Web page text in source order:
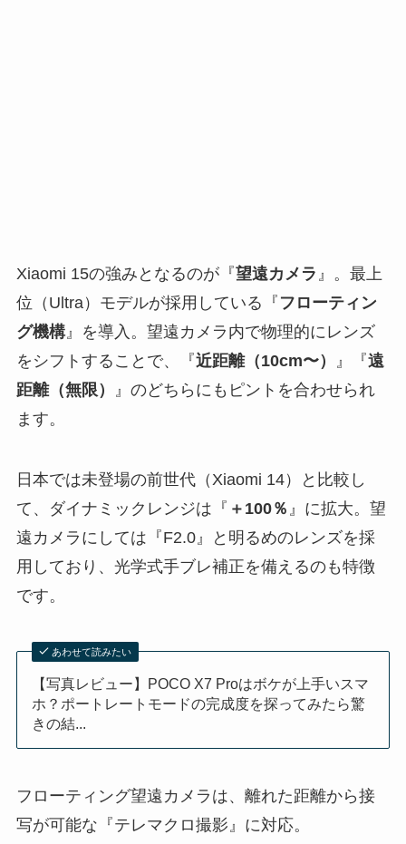
Xiaomi 15の強みとなるのが『望遠カメラ 』。最上
位（Ultra）モデルが採用している『 フローティン
グ機構』を導入。望遠カメラ内で物理的にレンズ
をシフトすることで、『近距離（10cm〜） 』『遠
距離（無限）
』のどちらにもピントを合わせられ
ます。
日本では未登場の前世代（Xiaomi 14）と比較し
て、ダイナミックレンジは『 ＋100％ 』に拡大。望
遠カメラにしては『F2.0』と明るめのレンズを採
用しており、光学式手ブレ補正を備えるのも特徴
です。
あわせて読みたい
【写真レビュー】POCO X7 Proはボケが上手いスマ
ホ？ポートレートモードの完成度を探ってみたら驚
きの結...
フローティング望遠カメラは、離れた距離から接
写が可能な『テレマクロ撮影』に対応。